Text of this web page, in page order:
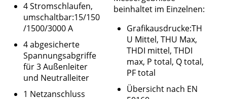
4 Stromschlaufen,
umschaltbar:15/150
/1500/3000 A
4 abgesicherte
Spannungsabgriffe
für 3 Außenleiter
und Neutralleiter
1 Netzanschluss
beinhaltet im Einzelnen:
Grafikausdrucke:TH
U Mittel, THU Max,
THDI mittel, THDI
max, P total, Q total,
PF total
Übersicht nach EN